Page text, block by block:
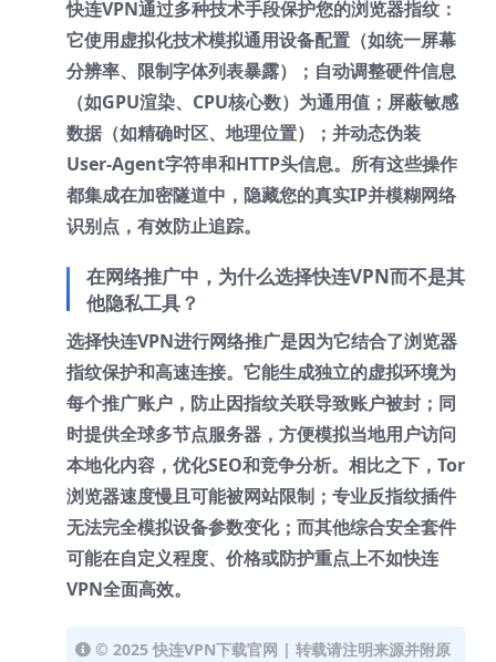
快连VPN通过多种技术手段保护您的浏览器指纹：
它使用虚拟化技术模拟通用设备配置（如统一屏幕
分辨率、限制字体列表暴露）；自动调整硬件信息
（如GPU渲染、CPU核心数）为通用值；屏蔽敏感
数据（如精确时区、地理位置）；并动态伪装
User-Agent字符串和HTTP头信息。所有这些操作
都集成在加密隧道中，隐藏您的真实IP并模糊网络
识别点，有效防止追踪。
在网络推广中，为什么选择快连VPN而不是其
他隐私工具？
选择快连VPN进行网络推广是因为它结合了浏览器
指纹保护和高速连接。它能生成独立的虚拟环境为
每个推广账户，防止因指纹关联导致账户被封；同
时提供全球多节点服务器，方便模拟当地用户访问
本地化内容，优化SEO和竞争分析。相比之下，Tor
浏览器速度慢且可能被网站限制；专业反指纹插件
无法完全模拟设备参数变化；而其他综合安全套件
可能在自定义程度、价格或防护重点上不如快连
VPN全面高效。
© 2025 快连VPN下载官网 | 转载请注明来源并附原